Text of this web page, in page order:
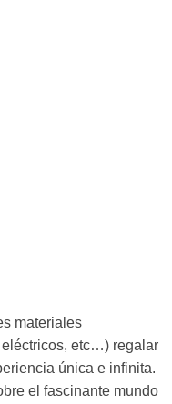
materiales
eléctricos, etc…) regalar
única e infinita.
el fascinante mundo